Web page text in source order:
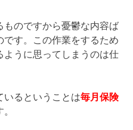
ものですから憂鬱な内容ば
す。この作業をするため
ように思ってしまうのは仕
いるということは毎月保険